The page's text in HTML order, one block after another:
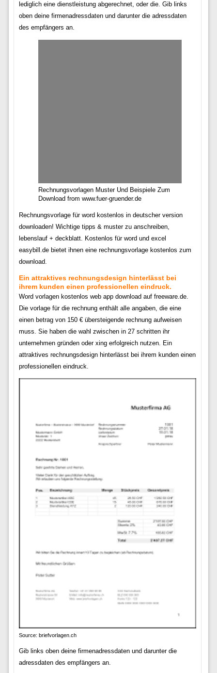
lediglich eine dienstleistung abgerechnet, oder die. Gib links
oben deine firmenadressdaten und darunter die adressdaten
des empfängers an.
Rechnungsvorlagen Muster Und Beispiele Zum
Download from www.fuer-gruender.de
Rechnungsvorlage für word kostenlos in deutscher version
downloaden! Wichtige tipps & muster zu anschreiben,
lebenslauf + deckblatt. Kostenlos für word und excel
easybill.de bietet ihnen eine rechnungsvorlage kostenlos zum
download.
Ein attraktives rechnungsdesign hinterlässt bei
ihrem kunden einen professionellen eindruck.
Word vorlagen kostenlos web app download auf freeware.de.
Die vorlage für die rechnung enthält alle angaben, die eine
einen betrag von 150 € übersteigende rechnung aufweisen
muss. Sie haben die wahl zwischen in 27 schritten ihr
unternehmen gründen oder xing erfolgreich nutzen. Ein
attraktives rechnungsdesign hinterlässt bei ihrem kunden einen
professionellen eindruck.
Source: briefvorlagen.ch
Gib links oben deine firmenadressdaten und darunter die
adressdaten des empfängers an.